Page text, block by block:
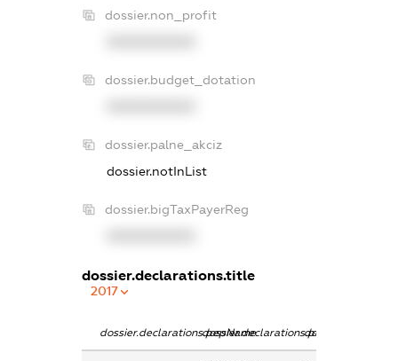
dossier.non_profit
dossier.budget_dotation
dossier.palne_akciz
dossier.notInList
dossier.bigTaxPayerReg
dossier.declarations.title
2017
dossier.declarations.pepNamedossier.declarations.personName